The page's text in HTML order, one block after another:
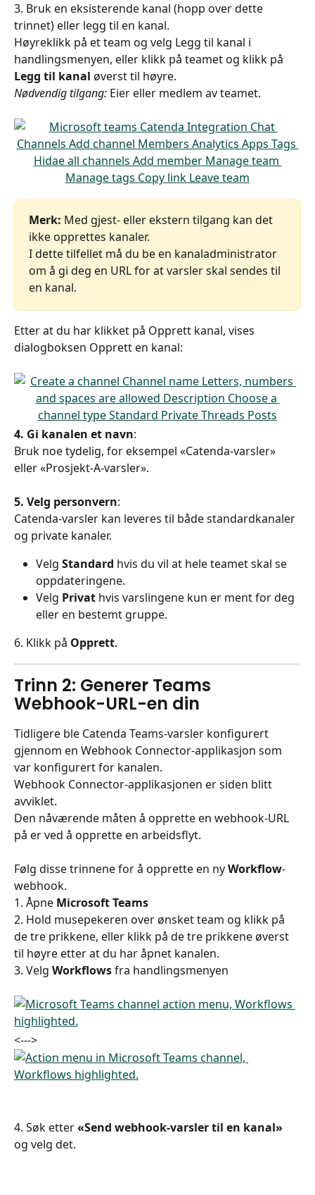
3. Bruk en eksisterende kanal (hopp over dette
trinnet) eller legg til en kanal.
Høyreklikk på et team og velg Legg til kanal i
handlingsmenyen, eller klikk på teamet og klikk på
Legg til kanal øverst til høyre.
Nødvendig tilgang: Eier eller medlem av teamet.
Merk: Med gjest- eller ekstern tilgang kan det
ikke opprettes kanaler.
I dette tilfellet må du be en kanaladministrator
om å gi deg en URL for at varsler skal sendes til
en kanal.
Etter at du har klikket på Opprett kanal, vises
dialogboksen Opprett en kanal:
4. Gi kanalen et navn:
Bruk noe tydelig, for eksempel «Catenda-varsler»
eller «Prosjekt-A-varsler».
5. Velg personvern:
Catenda-varsler kan leveres til både standardkanaler
og private kanaler.
Velg Standard hvis du vil at hele teamet skal se
oppdateringene.
Velg Privat hvis varslingene kun er ment for deg
eller en bestemt gruppe.
6. Klikk på Opprett.
Trinn 2: Generer Teams
Webhook-URL-en din
Tidligere ble Catenda Teams-varsler konfigurert
gjennom en Webhook Connector-applikasjon som
var konfigurert for kanalen.
Webhook Connector-applikasjonen er siden blitt
avviklet.
Den nåværende måten å opprette en webhook-URL
på er ved å opprette en arbeidsflyt.
Følg disse trinnene for å opprette en ny Workflow-
webhook.
1. Åpne Microsoft Teams
2. Hold musepekeren over ønsket team og klikk på
de tre prikkene, eller klikk på de tre prikkene øverst
til høyre etter at du har åpnet kanalen.
3. Velg Workflows fra handlingsmenyen
<--->
4. Søk etter «Send webhook-varsler til en kanal»
og velg det.